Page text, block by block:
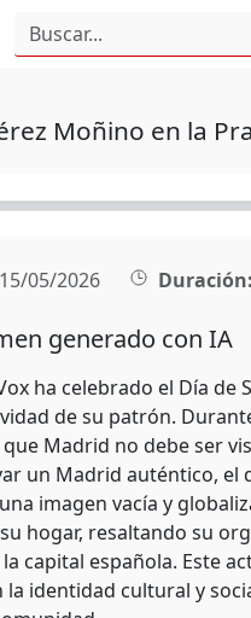
Moñino en la
15/05/2026 Duración:
generado con IA
ha celebrado el Día
de su patrón.
Madrid no debe ser
un Madrid auténtico, el
imagen vacía y
hogar, resaltando su
la capital española. Este
la identidad cultural y